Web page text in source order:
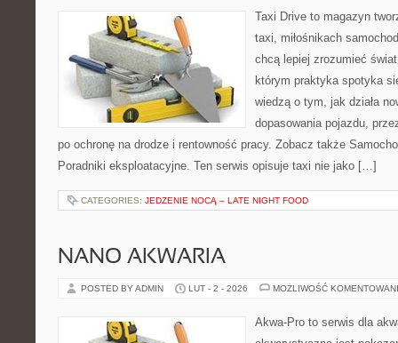
Taxi Drive to magazyn
taxi, miłośnikach
chcą lepiej zrozumieć
którym praktyka spotyka
wiedzą o tym, jak działa
dopasowania pojazdu,
po ochronę na drodze i rentowność pracy. Zobacz także
Poradniki eksploatacyjne. Ten serwis opisuje taxi nie jako […]
CATEGORIES: JEDZENIE NOCĄ – LATE NIGHT FOOD
NANO AKWARIA
POSTED BY ADMIN LUT - 2 - 2026 MOŻLIWOŚĆ
Akwa-Pro to serwis dla